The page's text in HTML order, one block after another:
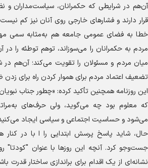
آن‌هم در شرایطی که حکمرانان، سیاست‌مداران
قرار دارند و فشارهای خارجی روی آنان نیز کم
خطا به فضای عمومی جامعه هم به‌مثابه سمی
مردم به حکمرانان را می‌سوزاند، توهم توطئه را
میان مردم و مسئولان را تقویت می‌کند؛ آن‌هم
تضعیف اعتماد مردم برای هموار کردن راه برای
این روزنامه همچنین تأکید کرده: «چطور جناب
که معلوم بود چه می‌گوید، ولی حرف‌های
می‌شود و حساسیت اجتماعی و سیاسی ایجاد
حال، شاید پاسخ پرسش ابتدایی را ا با در
جست‌وجو کرد. آنچه این روزها با عنوان "کودتا"
نشانه‌ای از یک اقدام برای براندازی ساختار قدرت